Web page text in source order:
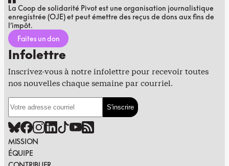
La Coop de solidarité Pivot est une organisation journalistique
enregistrée (OJE) et peut émettre des reçus de dons aux fins de
l’impôt.
Faites un don
Infolettre
Inscrivez-vous à notre infolettre pour recevoir toutes
nos nouvelles chaque semaine par courriel.
MISSION
ÉQUIPE